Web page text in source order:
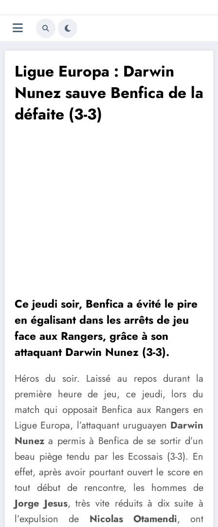
au
contenu
Trivela
L'actualité du football
Ligue Europa : Darwin
Nunez sauve Benfica de la
défaite (3-3)
Ce jeudi soir, Benfica a évité le pire
en égalisant dans les arrêts de jeu
face aux Rangers, grâce à son
attaquant Darwin Nunez (3-3).
Héros du soir. Laissé au repos durant la
première heure de jeu, ce jeudi, lors du
match qui opposait Benfica aux Rangers en
Ligue Europa, l’attaquant uruguayen Darwin
Nunez a permis à Benfica de se sortir d’un
beau piège tendu par les Ecossais (3-3). En
effet, après avoir pourtant ouvert le score en
tout début de rencontre, les hommes de
Jorge Jesus, très vite réduits à dix suite à
l’expulsion de Nicolas Otamendi, ont